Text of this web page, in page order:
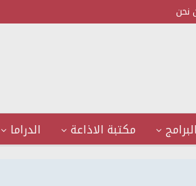
نحن
البرامج مكتبة الاذاعة الدراما